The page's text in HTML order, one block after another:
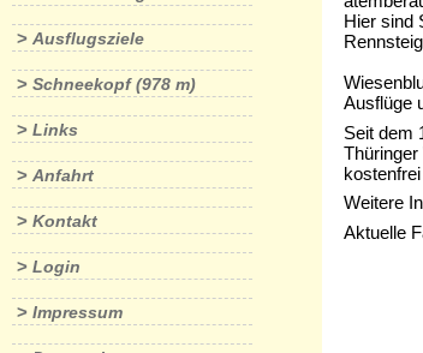
> Ausflugsziele
> Schneekopf (978 m)
> Links
> Anfahrt
> Kontakt
> Login
> Impressum
Hier sind
Ausflüge
Seit dem
Weitere
Aktuelle